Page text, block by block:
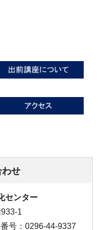
わせ
センター
1
号：0296-44-9337